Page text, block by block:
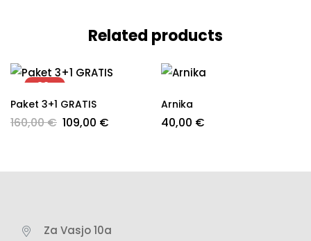
Hvala za zaupanje💙 Se potrudimo, da vaše
naročilo pošljemo v najkrajšem možnem
času💙 Prisrčen pozdrav tudi Vam gospa
Boža.
Zelo učinkovito mazilo! Malo preveč sem
globinsko delovati! Nevem ali je placebo
Related products
-32%
Paket 3+1 GRATIS
160,00€ 109,00 €
Arnika
40,00 €
Za Vasjo 10a